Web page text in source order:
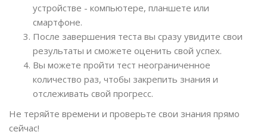
устройстве - компьютере, планшете или
смартфоне.
После завершения теста вы сразу увидите свои
результаты и сможете оценить свой успех.
Вы можете пройти тест неограниченное
количество раз, чтобы закрепить знания и
отслеживать свой прогресс.
Не теряйте времени и проверьте свои знания прямо
сейчас!